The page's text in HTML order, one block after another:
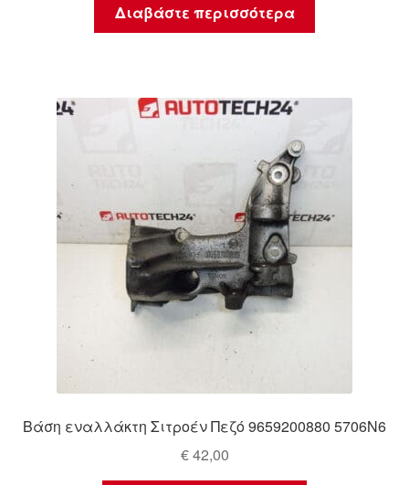
Διαβάστε περισσότερα
Βάση εναλλάκτη Σιτροέν Πεζό 9659200880 5706N6
€42,00